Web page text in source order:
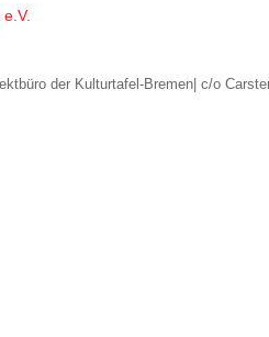
der Kulturtafel-Bremen| c/o